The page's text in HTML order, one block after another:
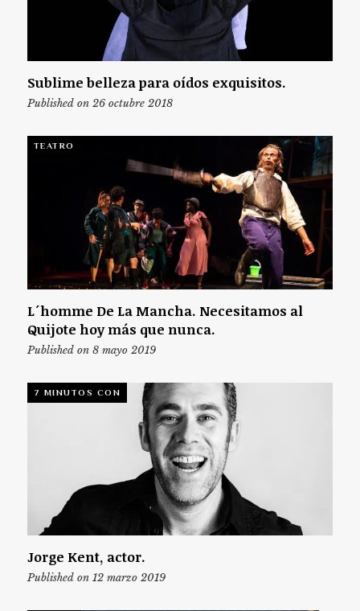
Sublime belleza para oídos exquisitos.
Published on 26 octubre 2018
TEATRO
L´homme De La Mancha. Necesitamos al
Quijote hoy más que nunca.
Published on 8 mayo 2019
7 MINUTOS CON
Jorge Kent, actor.
Published on 12 marzo 2019